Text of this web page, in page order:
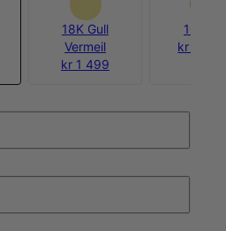
18K Gull
Vermeil
kr 1 499
10k
kr 10